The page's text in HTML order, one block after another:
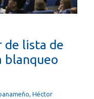
de lista de
blanqueo
Héctor